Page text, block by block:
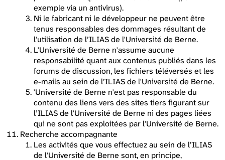
exemple via un antivirus).
Ni le fabricant ni le développeur ne peuvent être
tenus responsables des dommages résultant de
l'utilisation de l’ILIAS de l'Université de Berne.
L'Université de Berne n'assume aucune
responsabilité quant aux contenus publiés dans les
forums de discussion, les fichiers téléversés et les
e-mails au sein de l’ILIAS de l'Université de Berne.
'Université de Berne n'est pas responsable du
contenu des liens vers des sites tiers figurant sur
l’ILIAS de l'Université de Berne ni des pages liées
qui ne sont pas exploitées par l'Université de Berne.
Recherche accompagnante
Les activités que vous effectuez au sein de l’ILIAS
de l'Université de Berne sont, en principe,